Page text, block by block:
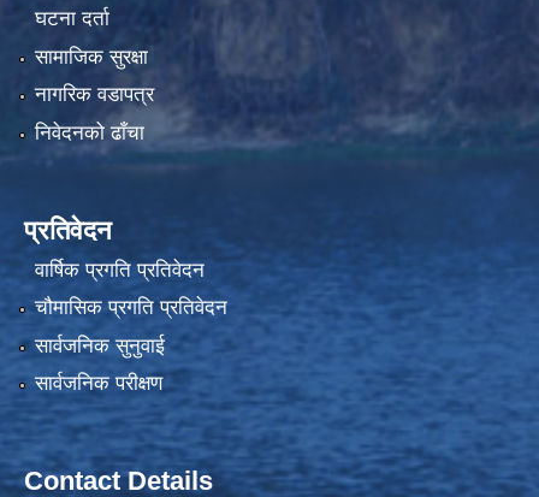
घटना दर्ता
सामाजिक सुरक्षा
नागरिक वडापत्र
निवेदनको ढाँचा
प्रतिवेदन
वार्षिक प्रगति प्रतिवेदन
चौमासिक प्रगति प्रतिवेदन
सार्वजनिक सुनुवाई
सार्वजनिक परीक्षण
Contact Details